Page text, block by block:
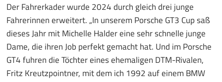
Der Fahrerkader wurde 2024 durch gleich drei junge
Fahrerinnen erweitert. „In unserem Porsche GT3 Cup saß
dieses Jahr mit Michelle Halder eine sehr schnelle junge
Dame, die ihren Job perfekt gemacht hat. Und im Porsche
GT4 fuhren die Töchter eines ehemaligen DTM-Rivalen,
Fritz Kreutzpointner, mit dem ich 1992 auf einem BMW